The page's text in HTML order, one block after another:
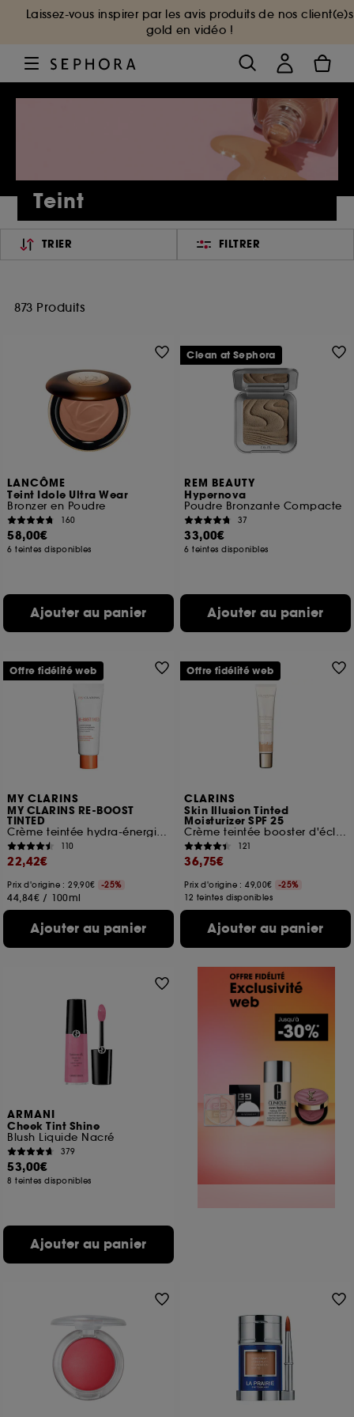
Laissez-vous inspirer par les avis produits de nos client(e)s
gold en vidéo !
Teint
TRIER FILTRER
873 Produits
LANCÔME
Teint Idole Ultra Wear
Bronzer en Poudre
160
58,00€
6 teintes disponibles
Ajouter au panier
REM BEAUTY
Hypernova
Poudre Bronzante Compacte
37
33,00€
6 teintes disponibles
Ajouter au panier
Clean at Sephora
MY CLARINS
MY CLARINS RE-BOOST
TINTED
Crème teintée hydra-énergisante
110
22,42€
Prix d'origine : 29,90€ -25%
44,84€ / 100ml
Ajouter au panier
Offre fidélité web
CLARINS
Skin Illusion Tinted
Moisturizer SPF 25
Crème teintée booster d'éclat
121
36,75€
Prix d'origine : 49,00€
-25%
12 teintes disponibles
Ajouter au panier
Offre fidélité web
ARMANI
Cheek Tint Shine
Blush Liquide Nacré
379
53,00€
8 teintes disponibles
Ajouter au panier